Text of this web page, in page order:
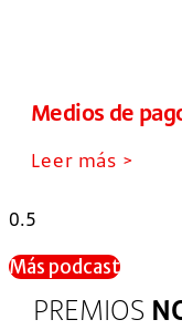
Medios de
Leer más >
Más podcast
PREMIOS